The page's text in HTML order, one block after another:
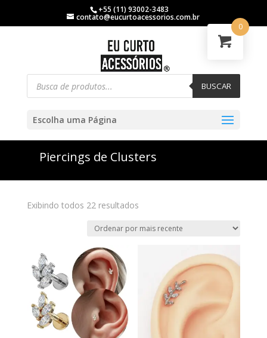
+55 (11) 93002-3483
contato@eucurtoacessorios.com.br
BUSCAR
Escolha uma Página
Piercings de Clusters
Exibindo todos 22 resultados
0